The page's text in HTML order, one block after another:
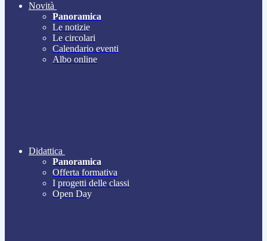
Novità
Panoramica
Le notizie
Le circolari
Calendario eventi
Albo online
Didattica
Panoramica
Offerta formativa
I progetti delle classi
Open Day